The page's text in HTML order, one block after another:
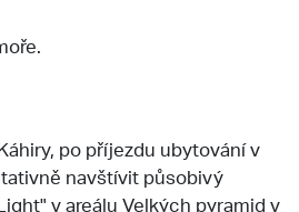
po příjezdu ubytování v
navštívit působivý
v areálu Velkých pyramid v